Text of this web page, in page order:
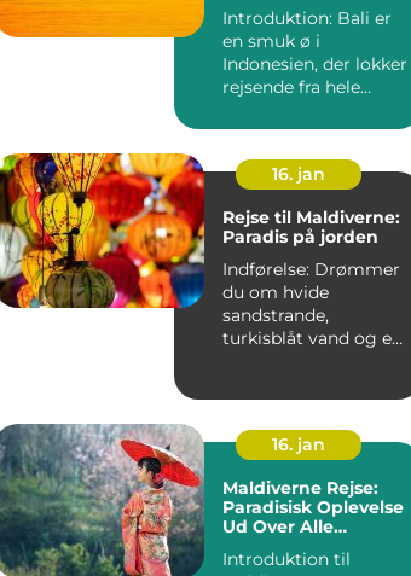
Introduktion: Bali er
en smuk ø i
Indonesien, der lokker
rejsende fra hele
enestående...
16. jan
Rejse til Maldiverne:
Paradis på jorden
Indførelse: Drømmer
du om hvide
sandstrande,
turkisblåt vand og en
du...
16. jan
Maldiverne Rejse:
Paradisisk Oplevelse
Ud Over Alle
Introduktion til